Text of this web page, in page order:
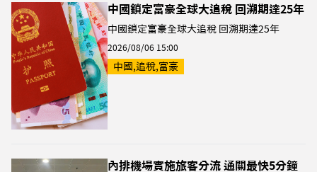
中國鎖定富豪全球大追稅 回溯期達25年
中國鎖定富豪全球大追稅 回溯期達25年
2026/08/06 15:00
中國,追稅,富豪
內排機場實施旅客分流 通關最快5分鐘